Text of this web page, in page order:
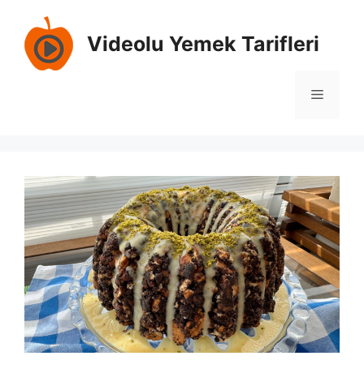
Videolu Yemek Tarifleri
Menü